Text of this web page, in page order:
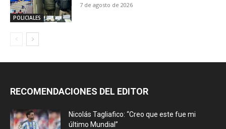
POLICIALES
7 de agosto de 2026
RECOMENDACIONES DEL EDITOR
Nicolás Tagliafico: “Creo que este fue mi
último Mundial”